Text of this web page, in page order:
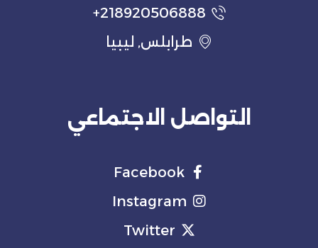
218920506888+
طرابلس, ليبيا
التواصل الاجتماعي
Facebook
Instagram
Twitter